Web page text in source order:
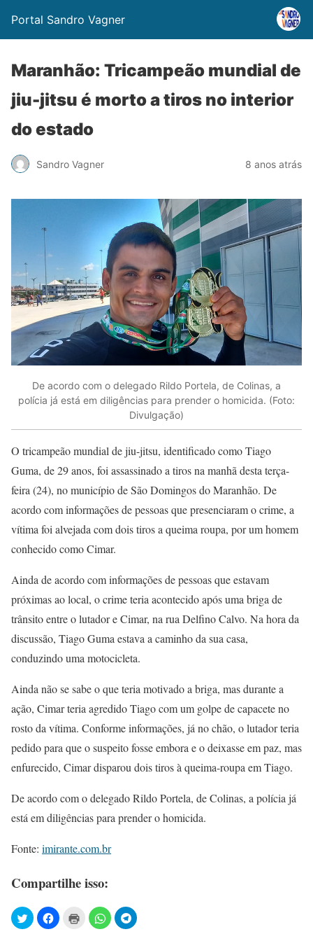
Portal Sandro Vagner
Maranhão: Tricampeão mundial de
jiu-jitsu é morto a tiros no interior
do estado
Sandro Vagner 8 anos atrás
De acordo com o delegado Rildo Portela, de Colinas, a
polícia já está em diligências para prender o homicida. (Foto:
Divulgação)
O tricampeão mundial de jiu-jitsu, identificado como Tiago
Guma, de 29 anos, foi assassinado a tiros na manhã desta terça-
feira (24), no município de São Domingos do Maranhão. De
acordo com informações de pessoas que presenciaram o crime, a
vítima foi alvejada com dois tiros a queima roupa, por um homem
conhecido como Cimar.
Ainda de acordo com informações de pessoas que estavam
próximas ao local, o crime teria acontecido após uma briga de
trânsito entre o lutador e Cimar, na rua Delfino Calvo. Na hora da
discussão, Tiago Guma estava a caminho da sua casa,
conduzindo uma motocicleta.
Ainda não se sabe o que teria motivado a briga, mas durante a
ação, Cimar teria agredido Tiago com um golpe de capacete no
rosto da vítima. Conforme informações, já no chão, o lutador teria
pedido para que o suspeito fosse embora e o deixasse em paz, mas
enfurecido, Cimar disparou dois tiros à queima-roupa em Tiago.
De acordo com o delegado Rildo Portela, de Colinas, a polícia já
está em diligências para prender o homicida.
Fonte: imirante.com.br
Compartilhe isso: